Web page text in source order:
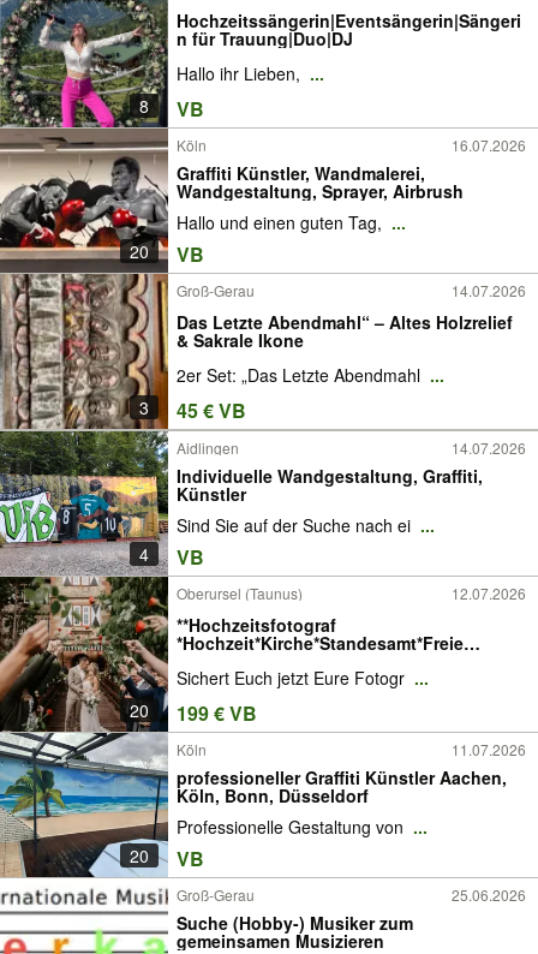
8
Hochzeitssängerin|Eventsängerin|Sängeri
n für Trauung|Duo|DJ
Hallo ihr Lieben, ...
VB
20
Köln 16.07.2026
Graffiti Künstler, Wandmalerei,
Wandgestaltung, Sprayer, Airbrush
Hallo und einen guten Tag, ...
VB
3
Groß-Gerau 14.07.2026
Das Letzte Abendmahl“ – Altes Holzrelief
& Sakrale Ikone
2er Set: „Das Letzte Abendmahl ...
45 € VB
4
Aidlingen 14.07.2026
Individuelle Wandgestaltung, Graffiti,
Künstler
Sind Sie auf der Suche nach ei ...
VB
20
Oberursel (Taunus) 12.07.2026
**Hochzeitsfotograf
*Hochzeit*Kirche*Standesamt*Freie
Sichert Euch jetzt Eure Fotogr ...
199 € VB
20
Köln 11.07.2026
professioneller Graffiti Künstler Aachen,
Köln, Bonn, Düsseldorf
Professionelle Gestaltung von ...
VB
Groß-Gerau 25.06.2026
Suche (Hobby-) Musiker zum
gemeinsamen Musizieren